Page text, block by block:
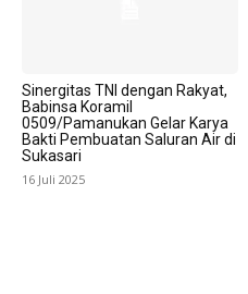
Sinergitas TNI dengan Rakyat,
Babinsa Koramil
0509/Pamanukan Gelar Karya
Bakti Pembuatan Saluran Air di
Sukasari
16 Juli 2025